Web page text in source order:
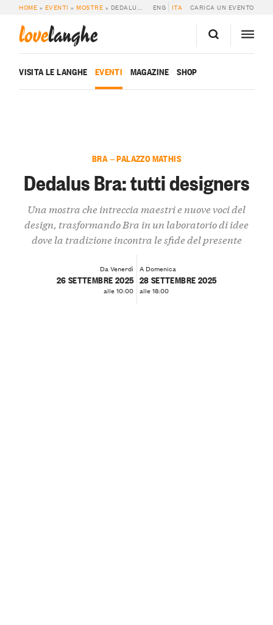
HOME » EVENTI »MOSTRE » DEDALUS BRA: TUTTI DESIGNERS ENG ITA CARICA UN EVENTO
lovelanghe
VISITA LE LANGHE EVENTI MAGAZINE SHOP
BRA — PALAZZO MATHIS
Dedalus Bra: tutti designers
Una mostra che intreccia maestri e nuove voci del
design, trasformando Bra in un laboratorio di idee
dove la tradizione incontra le sfide del presente
Da Venerdì
26 SETTEMBRE 2025
alle 10:00
A Domenica
28 SETTEMBRE 2025
alle 18:00